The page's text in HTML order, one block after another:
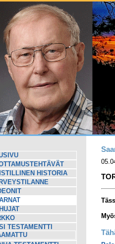
HISTORIA
TESTAMENTTI